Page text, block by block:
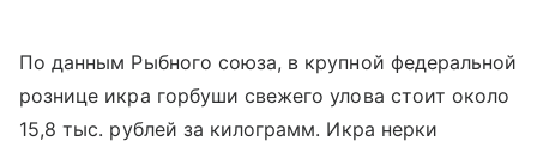
По данным Рыбного союза, в крупной федеральной
рознице икра горбуши свежего улова стоит около
15,8 тыс. рублей за килограмм. Икра нерки